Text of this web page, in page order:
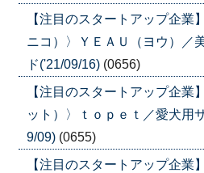
【注目のスタートアップ企
ニコ）〉ＹＥＡＵ（ヨウ）／
ド('21/09/16) (0656)
【注目のスタートアップ企
ット）〉ｔｏｐｅｔ／愛犬用
9/09) (0655)
【注目のスタートアップ企業